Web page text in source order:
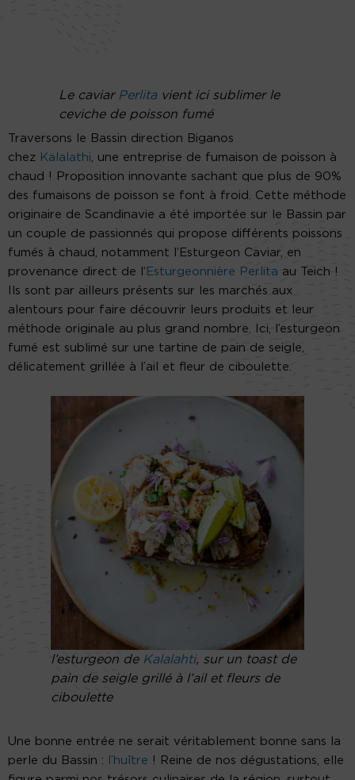
Le caviar Perlitavient ici sublimer le
ceviche de poisson fumé
Traversons le Bassin direction Biganos
chez Kalalathi, une entreprise de fumaison de poisson à
chaud ! Proposition innovante sachant que plus de 90%
des fumaisons de poisson se font à froid. Cette méthode
originaire de Scandinavie a été importée sur le Bassin par
un couple de passionnés qui propose différents poissons
fumés à chaud, notamment l’Esturgeon Caviar, en
provenance direct de l‘ Esturgeonnière Perlita au Teich !
Ils sont par ailleurs présents sur les marchés aux
alentours pour faire découvrir leurs produits et leur
méthode originale au plus grand nombre. Ici, l’esturgeon
fumé est sublimé sur une tartine de pain de seigle,
délicatement grillée à l’ail et fleur de ciboulette.
l’esturgeon de Kalalahti, sur un toast de
pain de seigle grillé à l’ail et fleurs de
ciboulette
Une bonne entrée ne serait véritablement bonne sans la
perle du Bassin :
l’huître ! Reine de nos dégustations, elle